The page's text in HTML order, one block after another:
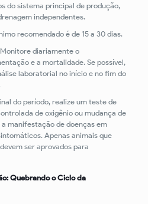
do sistema principal de produção,
independentes.
recomendado é de 15 a 30 dias.
diariamente o
e a mortalidade. Se possível,
laboratorial no início e no fim do
do período, realize um teste de
de oxigênio ou mudança de
manifestação de doenças em
Apenas animais que
ser aprovados para
Quebrando o Ciclo da